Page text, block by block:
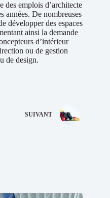
des emplois d’architecte
années. De nombreuses
développer des espaces
ainsi la demande
d’intérieur
ou de gestion
de design.
SUIVANT